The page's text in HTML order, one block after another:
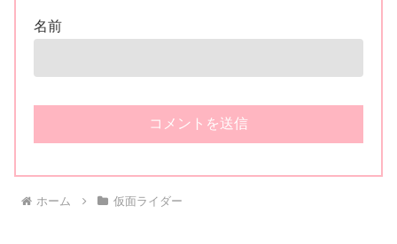
名前
ホーム 仮面ライダー